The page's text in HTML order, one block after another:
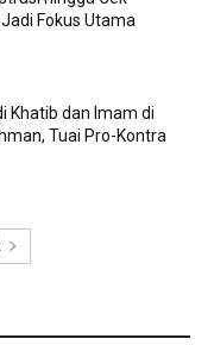
Fokus Utama
Khatib dan Imam di
Tuai Pro-Kontra